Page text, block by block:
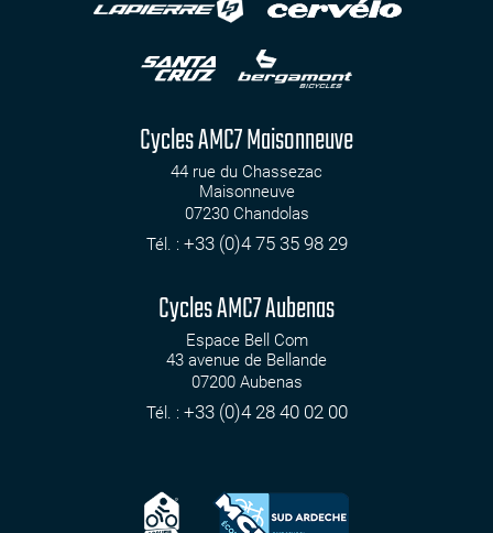
Cycles AMC7 Maisonneuve
44 rue du Chassezac
Maisonneuve
07230 Chandolas
Tél. : +33 (0)4 75 35 98 29
Cycles AMC7 Aubenas
Espace Bell Com
43 avenue de Bellande
07200 Aubenas
Tél. : +33 (0)4 28 40 02 00